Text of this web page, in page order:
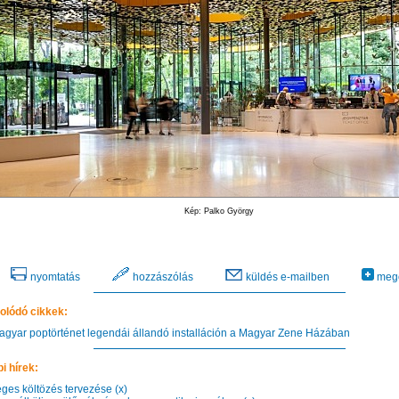
Kép: Palko György
nyomtatás hozzászólás küldés e-mailben
cikkek:
poptörténet legendái állandó installáción a Magyar Zene Házában
hírek:
költözés tervezése (x)